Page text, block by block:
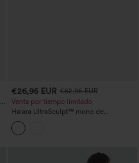
€26,95 EUR €62,95 EUR
Venta por tiempo limitado
Halara UltraSculpt™ mono de
entrenamiento moldeador con control
abdominal y bolsillos - Edición Easy
Peezy - Copas D/DD/DDD/F